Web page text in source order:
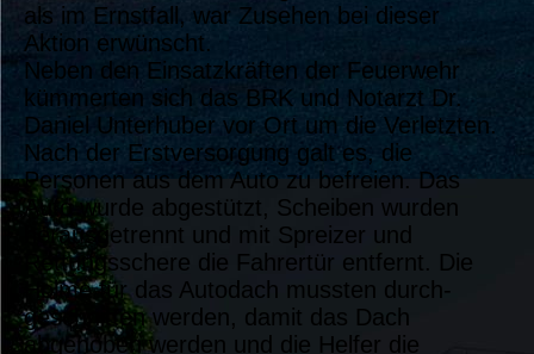
als im Ernstfall, war Zusehen bei dieser
Aktion erwünscht.
Neben den Einsatzkräften der Feuerwehr
kümmerten sich das BRK und Notarzt Dr.
Daniel Unterhuber vor Ort um die Verletzten.
Nach der Erstversorgung galt es, die
Personen aus dem Auto zu befreien. Das
Auto wurde abgestützt, Scheiben wurden
herausgetrennt und mit Spreizer und
Rettungsschere die Fahrertür entfernt. Die
Holme für das Autodach mussten durch-
geschnitten werden, damit das Dach
abgehoben werden und die Helfer die